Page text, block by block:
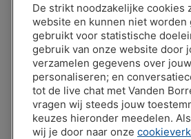
De strikt noodzakelijke cookies
website en kunnen niet worden
gebruikt voor statistische
gebruik van onze website door
verzamelen gegevens over
personaliseren; en
tot de live chat met Vanden
vragen wij steeds jouw
keuzes hieronder meedelen.
wij je door naar onze